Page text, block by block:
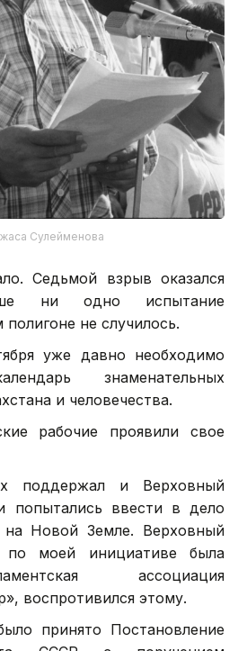
Сулейменова
Седьмой взрыв оказался
ни одно испытание
не случилось.
уже давно необходимо
знаменательных
и человечества.
рабочие проявили свое
поддержал и Верховный
попытались ввести в дело
на Новой Земле. Верховный
моей инициативе была
ассоциация
воспротивился этому.
принято Постановление